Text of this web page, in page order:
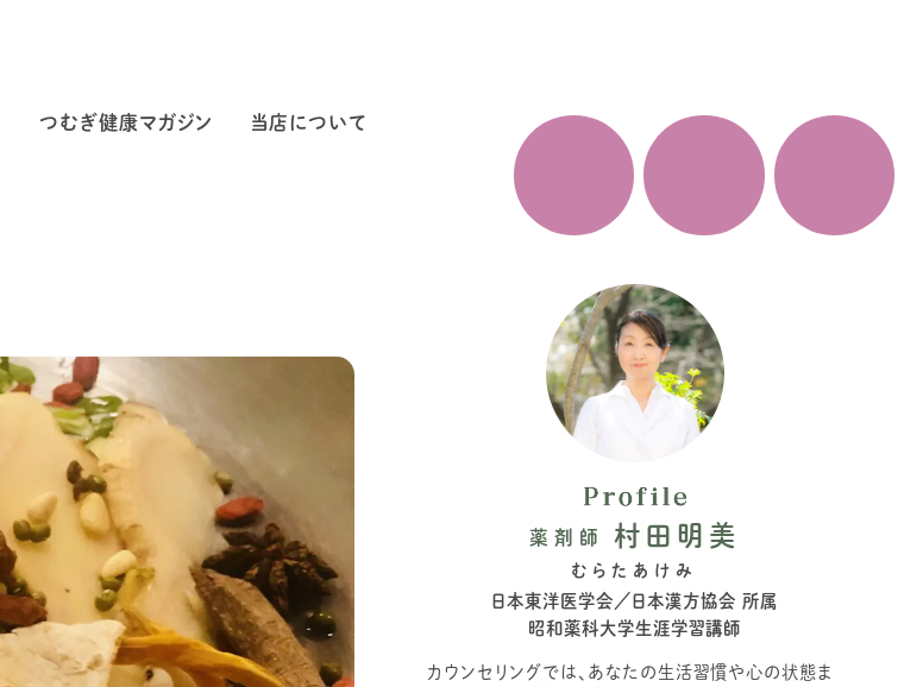
つむぎ健康マガジン 当店について
薬剤師 村田明美
むらたあけみ
日本東洋医学会／日本漢方協会 所属
昭和薬科大学生涯学習講師
カウンセリングでは、あなたの生活習慣や心の状態ま